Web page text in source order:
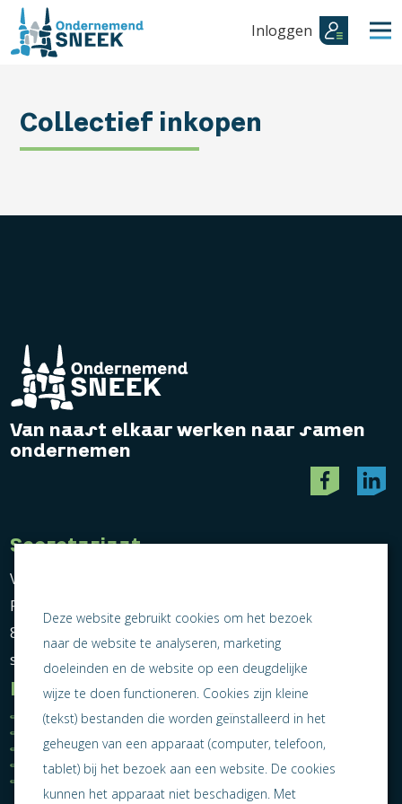
Inloggen
Collectief inkopen
Van naast elkaar werken naar samen
ondernemen
Secretariaat
Vereniging Ondernemend Sneek
Postbus 464
8600 AL Sneek
secretariaat@ondernemendsneek.nl
Informatie
Ledenoverzicht
Algemene voorwaarden
Privacy statement
Jaarverslag 2025
Nieuws
Lid worden
Contact
Deze website gebruikt cookies om het bezoek
naar de website te analyseren, marketing
doeleinden en de website op een deugdelijke
wijze te doen functioneren. Cookies zijn kleine
(tekst) bestanden die worden geïnstalleerd in het
geheugen van een apparaat (computer, telefoon,
tablet) bij het bezoek aan een website. De cookies
kunnen het apparaat niet beschadigen. Met